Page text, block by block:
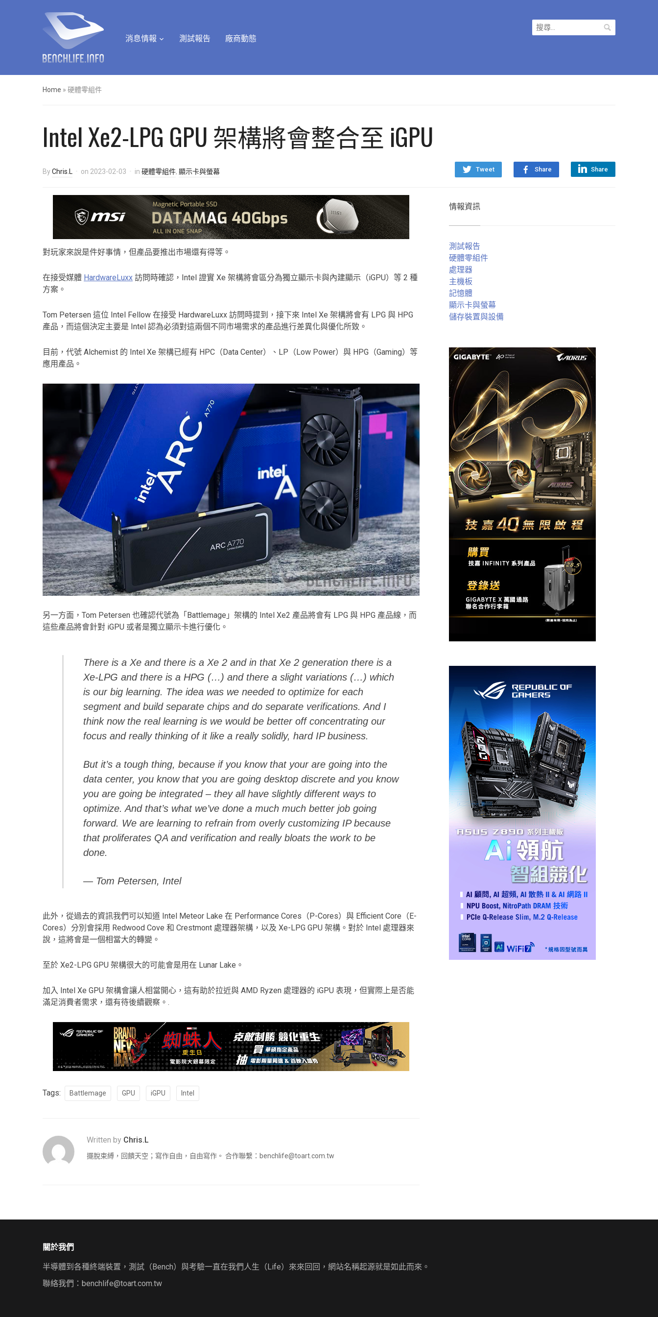
消息情報 測試報告 廠商動態
搜
尋
Home » 硬體零組件
Intel Xe2-LPG GPU 架構將會整合至 iGPU
Tweet Share Share
ByChris.L on 2023-02-03 in 硬體零組件, 顯示卡與螢幕
對玩家來說是件好事情，但產品要推出市場還有得等。
在接受媒體 HardwareLuxx 訪問時確認，Intel 證實 Xe 架構將會區分為獨立顯示卡與內建顯示（iGPU）等 2 種
方案。
Tom Petersen 這位 Intel Fellow 在接受 HardwareLuxx 訪問時提到，接下來 Intel Xe 架構將會有 LPG 與 HPG
產品，而這個決定主要是 Intel 認為必須對這兩個不同市場需求的產品進行差異化與優化所致。
目前，代號 Alchemist 的 Intel Xe 架構已經有 HPC（Data Center）、LP（Low Power）與 HPG（Gaming）等
應用產品。
另一方面，Tom Petersen 也確認代號為「Battlemage」架構的 Intel Xe2 產品將會有 LPG 與 HPG 產品線，而
這些產品將會針對 iGPU 或者是獨立顯示卡進行優化。
There is a Xe and there is a Xe 2 and in that Xe 2 generation there is a
Xe-LPG and there is a HPG (…) and there a slight variations (…) which
is our big learning. The idea was we needed to optimize for each
segment and build separate chips and do separate verifications. And I
think now the real learning is we would be better off concentrating our
focus and really thinking of it like a really solidly, hard IP business.
But it’s a tough thing, because if you know that your are going into the
data center, you know that you are going desktop discrete and you know
you are going be integrated – they all have slightly different ways to
optimize. And that’s what we’ve done a much much better job going
forward. We are learning to refrain from overly customizing IP because
that proliferates QA and verification and really bloats the work to be
done.
— Tom Petersen, Intel
此外，從過去的資訊我們可以知道 Intel Meteor Lake 在 Performance Cores（P-Cores）與 Efficient Core（E-
Cores）分別會採用 Redwood Cove 和 Crestmont 處理器架構，以及 Xe-LPG GPU 架構。對於 Intel 處理器來
說，這將會是一個相當大的轉變。
至於 Xe2-LPG GPU 架構很大的可能會是用在 Lunar Lake。
加入 Intel Xe GPU 架構會讓人相當開心，這有助於拉近與 AMD Ryzen 處理器的 iGPU 表現，但實際上是否能
滿足消費者需求，還有待後續觀察。.
Tags: Battlemage GPU iGPU Intel
Written by Chris.L
擺脫束縛，回饋天空；寫作自由，自由寫作。 合作聯繫： benchlife@toart.com.tw
情報資訊
測試報告
硬體零組件
處理器
主機板
記憶體
顯示卡與螢幕
儲存裝置與設備
關於我們
半導體到各種終端裝置，測試（Bench）與考驗一直在我們人生（Life）來來回回，網站名稱起源就是如此而來。
聯絡我們： benchlife@toart.com.tw